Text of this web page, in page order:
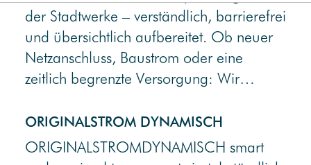
der Stadtwerke – verständlich, barrierefrei
und übersichtlich aufbereitet. Ob neuer
Netzanschluss, Baustrom oder eine
zeitlich begrenzte Versorgung: Wir…
ORIGINALSTROM DYNAMISCH
ORIGINALSTROMDYNAMISCH smart